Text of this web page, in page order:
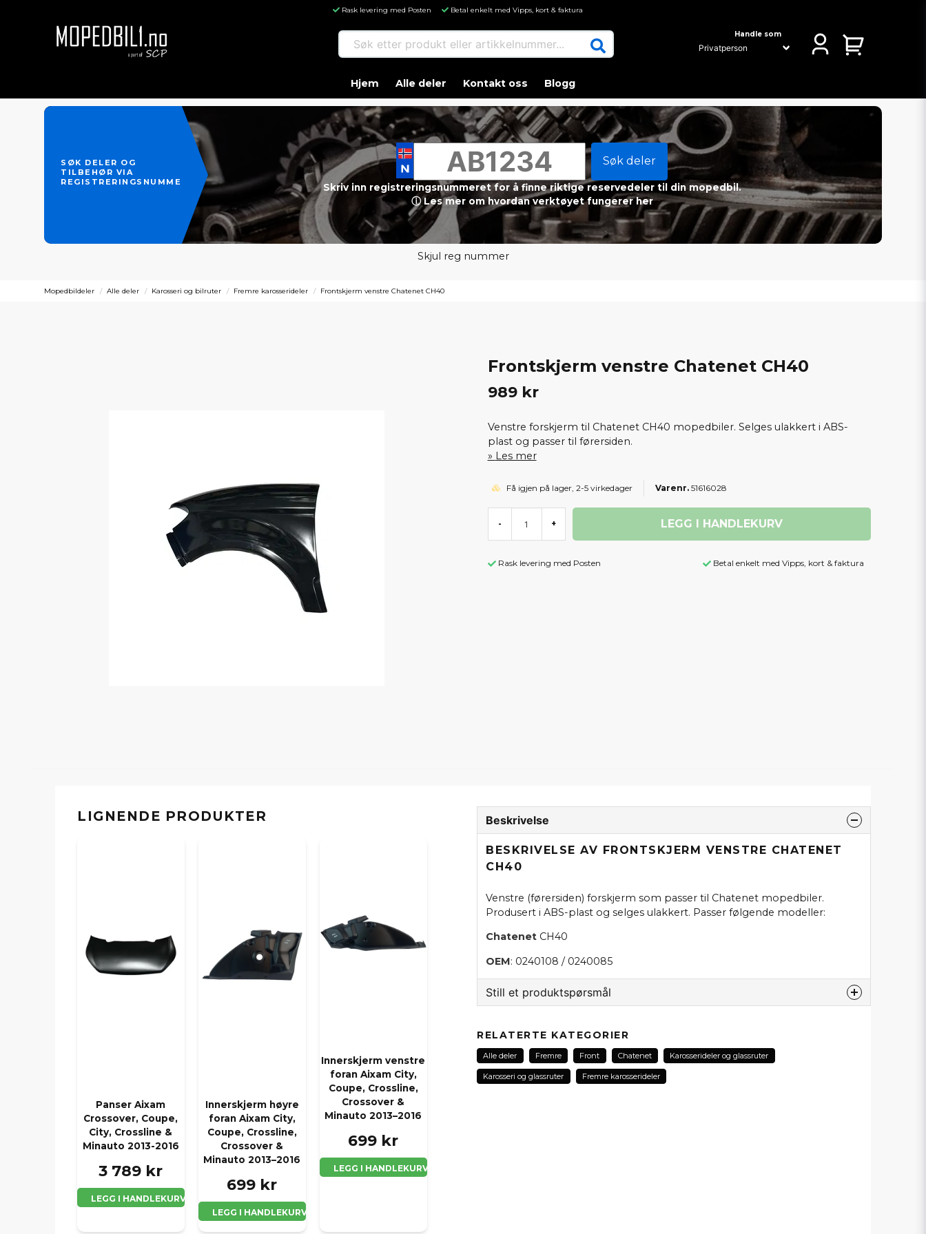
Rask levering med Posten Betal enkelt med Vipps, kort & faktura
Søk etter produkt eller artikkelnummer... Handle som
Hjem Alle deler Kontakt oss Blogg
SØK DELER OG
TILBEHØR VIA
REGISTRERINGSNUMMER
Søk deler
Skriv inn registreringsnummeret for å finne riktige reservedeler til din mopedbil.
ⓘ Les mer om hvordan verktøyet fungerer her
Skjul reg nummer
Mopedbildeler Alle deler Karosseri og bilruter Fremre karosserideler Frontskjerm venstre Chatenet CH40
Frontskjerm venstre Chatenet CH40
989 kr
Venstre forskjerm til Chatenet CH40 mopedbiler. Selges ulakkert i ABS-
plast og passer til førersiden.
Les mer
Få igjen på lager, 2-5 virkedager 51616028
- + LEGG I HANDLEKURV
Rask levering med Posten Betal enkelt med Vipps, kort & faktura
LIGNENDE PRODUKTER
Panser Aixam
Crossover, Coupe,
City, Crossline &
Minauto 2013-2016
3 789 kr
LEGG I HANDLEKURV
Innerskjerm høyre
foran Aixam City,
Coupe, Crossline,
Crossover &
Minauto 2013–2016
699 kr
LEGG I HANDLEKURV
Innerskjerm venstre
foran Aixam City,
Coupe, Crossline,
Crossover &
Minauto 2013–2016
699 kr
LEGG I HANDLEKURV
Beskrivelse
BESKRIVELSE AV FRONTSKJERM VENSTRE CHATENET
CH40
Venstre (førersiden) forskjerm som passer til Chatenet mopedbiler.
Produsert i ABS-plast og selges ulakkert. Passer følgende modeller:
Chatenet CH40
OEM: 0240108 / 0240085
Still et produktspørsmål
Spør oss noe om dette produktet...
RELATERTE KATEGORIER
Alle deler Fremre Front Chatenet Karosserideler og glassruter
Karosseri og glassruter Fremre karosserideler